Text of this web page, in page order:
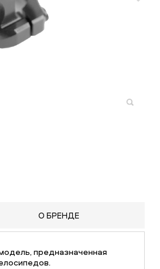
О БРЕНДЕ
предназначенная